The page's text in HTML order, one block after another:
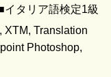
タリア語検定1級
XTM, Translation
Photoshop,